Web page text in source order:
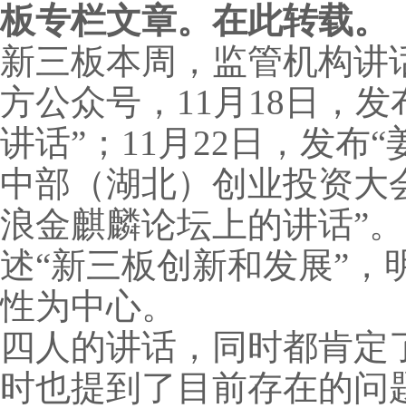
板专栏文章。在此转载。
新三板本周，监管机构
方公众号，11月18日，
讲话”；11月22日，发布
中部（湖北）创业投资大
浪金麒麟论坛上的讲话”
述“新三板创新和发展”
性为中心。
四人的讲话，同时都肯
时也提到了目前存在的